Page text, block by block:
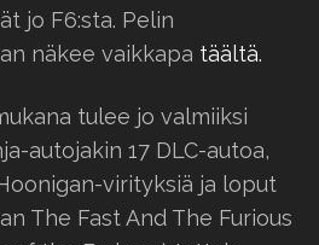
jo F6:sta. Pelin
näkee vaikkapa täältä.
tulee jo valmiiksi
autojakin 17 DLC-autoa,
virityksiä ja loput
The Fast And The Furious